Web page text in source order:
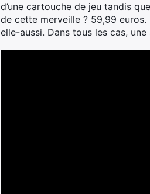
d’une cartouche de jeu tandis
de cette merveille ? 59,99 euros.
elle-aussi. Dans tous les cas,